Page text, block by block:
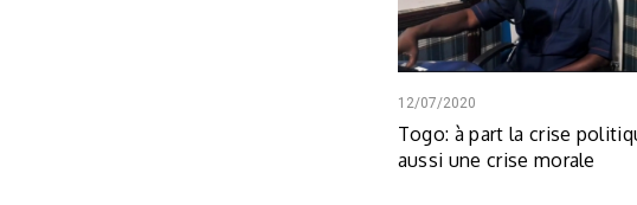
12/07/2020
Togo: à part la crise
aussi une crise morale